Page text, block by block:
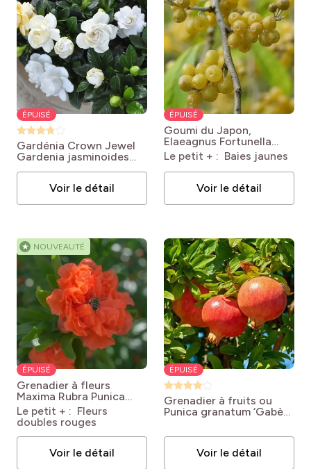
ÉPUISÉ
Gardénia Crown Jewel
Gardenia jasminoides
Voir le détail
ÉPUISÉ
Goumi du Japon,
Elaeagnus Fortunella
Elaeagnus umbellata
Fortunella ®
Le petit + : Baies jaunes
Voir le détail
★ NOUVEAUTÉ
ÉPUISÉ
Grenadier à fleurs
Maxima Rubra Punica
granatum Maxima Rubra
Le petit + : Fleurs
doubles rouges
Voir le détail
ÉPUISÉ
Grenadier à fruits ou
Punica granatum ‘Gabès’
Voir le détail